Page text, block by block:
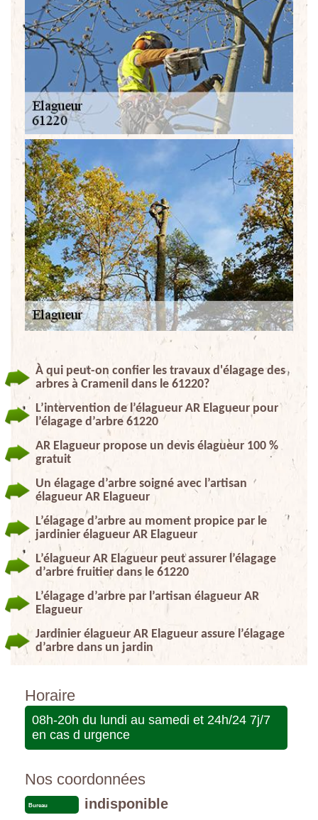
À qui peut-on confier les travaux d'élagage des
arbres à Cramenil dans le 61220?
L’intervention de l’élagueur AR Elagueur pour
l’élagage d’arbre 61220
AR Elagueur propose un devis élagueur 100 %
gratuit
Un élagage d’arbre soigné avec l’artisan
élagueur AR Elagueur
L’élagage d’arbre au moment propice par le
jardinier élagueur AR Elagueur
L’élagueur AR Elagueur peut assurer l’élagage
d’arbre fruitier dans le 61220
L’élagage d’arbre par l’artisan élagueur AR
Elagueur
Jardinier élagueur AR Elagueur assure l’élagage
d’arbre dans un jardin
Horaire
08h-20h du lundi au samedi et 24h/24 7j/7
en cas d urgence
Nos coordonnées
Bureau indisponible